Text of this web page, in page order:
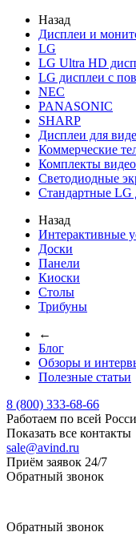
Назад
Дисплеи и
LG
LG Ultra HD
LG дисплеи с
NEC
PANASONIC
SHARP
Дисплеи для
Коммерческие
Комплекты
Светодиодные
Стандартные LG
Назад
Интерактивные
Доски
Панели
Киоски
Столы
Трибуны
←
Блог
Обзоры и
Полезные статьи
8 (800) 333-68-66
Работаем по всей
Показать все контакты
sale@avind.ru
Приём заявок 24/7
Обратный звонок
Обратный звонок